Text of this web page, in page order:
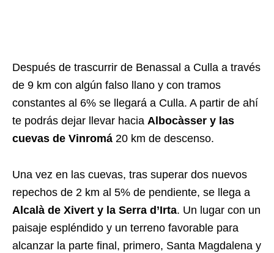
Después de trascurrir de Benassal a Culla a través
de 9 km con algún falso llano y con tramos
constantes al 6% se llegará a Culla. A partir de ahí
te podrás dejar llevar hacia Albocàsser y las
cuevas de Vinromá 20 km de descenso.
Una vez en las cuevas, tras superar dos nuevos
repechos de 2 km al 5% de pendiente, se llega a
Alcalà de Xivert y la Serra d’Irta. Un lugar con un
paisaje espléndido y un terreno favorable para
alcanzar la parte final, primero, Santa Magdalena y